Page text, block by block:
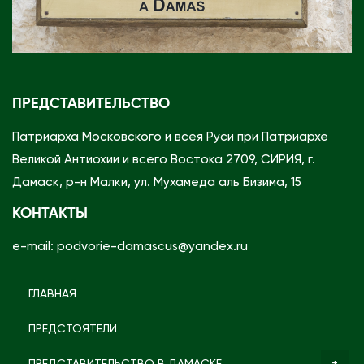
ПРЕДСТАВИТЕЛЬСТВО
Патриарха Московского и всея Руси при Патриархе
Великой Антиохии и всего Востока 2709, СИРИЯ, г.
Дамаск, р-н Малки, ул. Мухамеда аль Бизима, 15
КОНТАКТЫ
e-mail: podvorie-damascus@yandex.ru
ГЛАВНАЯ
ПРЕДСТОЯТЕЛИ